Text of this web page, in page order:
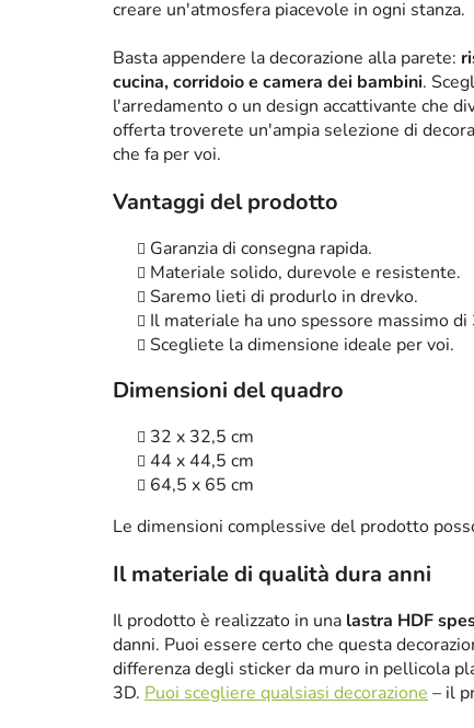
creare un'atmosfera piacevole in ogni stanza.
Basta appendere la decorazione alla parete:
cucina, corridoio e camera dei bambini.
l'arredamento o un design accattivante che
offerta troverete un'ampia selezione di
che fa per voi.
Vantaggi del prodotto
Garanzia di consegna rapida.
Materiale solido, durevole e resistente.
Saremo lieti di produrlo in drevko.
Il materiale ha uno spessore massimo di
Scegliete la dimensione ideale per voi.
Dimensioni del quadro
32 x 32,5 cm
44 x 44,5 cm
64,5 x 65 cm
Le dimensioni complessive del prodotto
Il materiale di qualità dura anni
Il prodotto è realizzato in una lastra HDF
danni. Puoi essere certo che questa
differenza degli sticker da muro in pellicola
3D. Puoi scegliere qualsiasi decorazione – il